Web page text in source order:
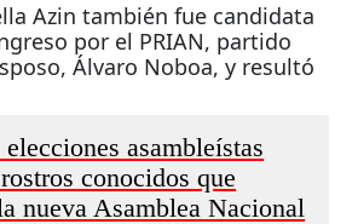
Azin también fue candidata
por el PRIAN, partido
Álvaro Noboa, y resultó
asambleístas
conocidos que
nueva Asamblea Nacional